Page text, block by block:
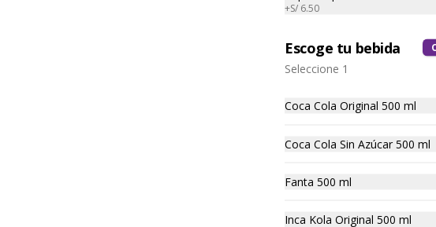
+S/ 6.50
Escoge tu bebida
Seleccione 1
Coca Cola Original 500 ml
Coca Cola Sin Azúcar 500 ml
Fanta 500 ml
Inca Kola Original 500 ml